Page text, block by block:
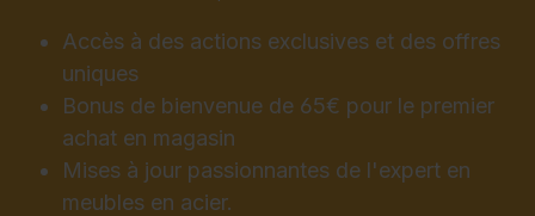
Accès à des actions exclusives et des offres
uniques
Bonus de bienvenue de 65€ pour le premier
achat en magasin
Mises à jour passionnantes de l'expert en
meubles en acier.